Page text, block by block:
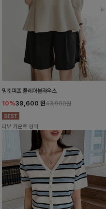
밍킷퍼프 플레어블라우스
10%39,600 원43,900원
리뷰 카운트 영역